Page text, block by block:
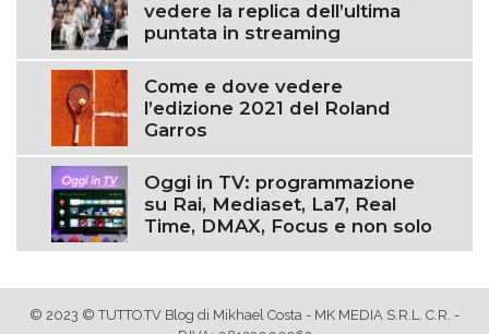
vedere la replica dell’ultima
puntata in streaming
Come e dove vedere
l’edizione 2021 del Roland
Garros
Oggi in TV: programmazione
su Rai, Mediaset, La7, Real
Time, DMAX, Focus e non solo
© 2023 © TUTTO.TV Blog di Mikhael Costa - MK MEDIA S.R.L. C.R. -